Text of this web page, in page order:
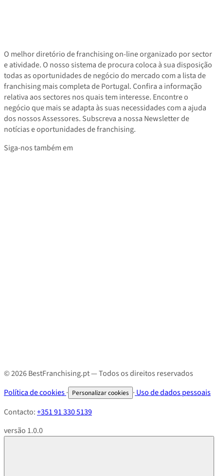
O melhor diretório de franchising on-line organizado por sector
e atividade. O nosso sistema de procura coloca à sua disposição
todas as oportunidades de negócio do mercado com a lista de
franchising mais completa de Portugal. Confira a informação
relativa aos sectores nos quais tem interesse. Encontre o
negócio que mais se adapta às suas necessidades com a ajuda
dos nossos Assessores. Subscreva a nossa Newsletter de
notícias e oportunidades de franchising.
Siga-nos também em
© 2026 BestFranchising.pt — Todos os direitos reservados
Política de cookies· Personalizar cookies · Uso de dados pessoais
Contacto:+351 91 330 5139
versão 1.0.0